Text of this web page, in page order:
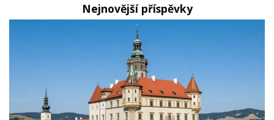
Nejnovější příspěvky